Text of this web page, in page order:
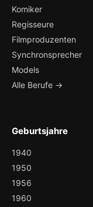
Komiker
Regisseure
Filmproduzenten
Synchronsprecher
Models
Alle Berufe →
Geburtsjahre
1940
1950
1956
1960